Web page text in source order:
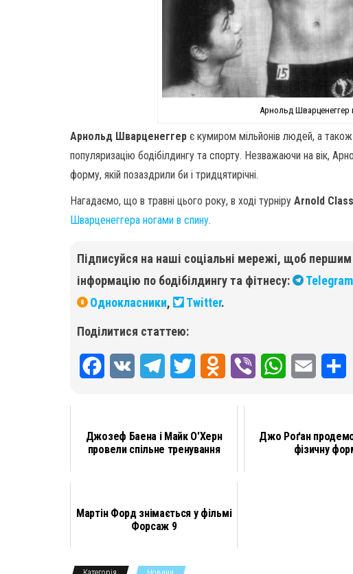
Арнольд Шварценеггер
Арнольд Шварценеггер є кумиром мільйонів людей, а
популяризацію бодібілдингу та спорту. Незважаючи на вік,
форму, якій позаздрили би і тридцятирічні.
Нагадаємо, що в травні цього року, в ході турніру Arnold
Шварценеггера ногами в спину.
Підписуйся на наші соціальні мережі, щоб
інформацію по бодібілдингу та фітнесу:
Telegram
Однокласники, Twitter.
Поділитися статтею:
e
o
e
a
t
r
a
e
t
i
і
Джозеф Баена і Майк О'Херн
провели спільне тренування
Джо Роґан
фізичну
Мартін Форд знімається у фільмі
Форсаж 9